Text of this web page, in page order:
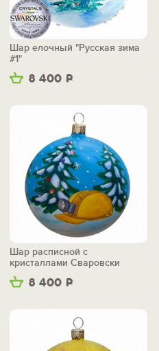
8 400 Р
Шар елочный "Русская зима
#1"
8 400 Р
Шар расписной с
кристаллами Сваровски
"Каска"